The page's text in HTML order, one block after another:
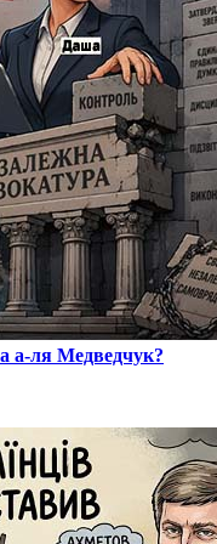
а-ля Медведчук?